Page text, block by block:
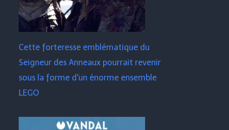
Cette forteresse emblématique du
Seigneur des Anneaux pourrait revenir
sous la forme d'un énorme ensemble
LEGO